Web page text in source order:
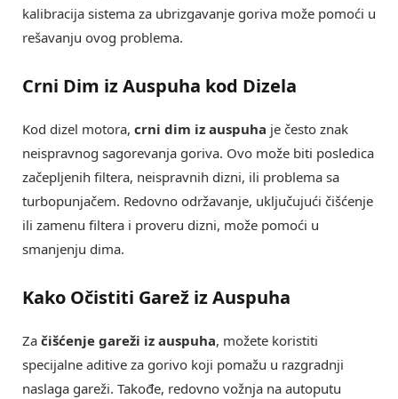
kalibracija sistema za ubrizgavanje goriva može pomoći u
rešavanju ovog problema.
Crni Dim iz Auspuha kod Dizela
Kod dizel motora, crni dim iz auspuha je često znak
neispravnog sagorevanja goriva. Ovo može biti posledica
začepljenih filtera, neispravnih dizni, ili problema sa
turbopunjačem. Redovno održavanje, uključujući čišćenje
ili zamenu filtera i proveru dizni, može pomoći u
smanjenju dima.
Kako Očistiti Garež iz Auspuha
Za čišćenje gareži iz auspuha, možete koristiti
specijalne aditive za gorivo koji pomažu u razgradnji
naslaga gareži. Takođe, redovno vožnja na autoputu